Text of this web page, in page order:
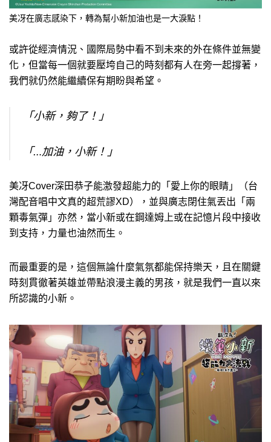
美冴在廣志感染下，轉為幫小新加油也是一大淚點！
或許從經濟情況、國際局勢中看不到未來的外在條件並無變
化，但當每一個就要壓垮自己的時刻都有人在旁一起撐著，
我們就仍然能繼續保有期盼與希望。
「小新，夠了！」
「…加油，小新！」
美冴Cover深田恭子能激發超能力的「愛上你的眼睛」（台
灣配音唱中文真的超荒謬XD），並與廣志閉住氣丟出「兩
顆毒氣彈」亦然，當小新或在鋼達姆上或在記憶片段中接收
到支持，力量也油然而生。
而最重要的是，這個無論什麼氣氛都能保持樂天，且在關鍵
時刻貫徹著英雄並帶點浪漫主義的男孩，就是我們一直以來
所認識的小新。